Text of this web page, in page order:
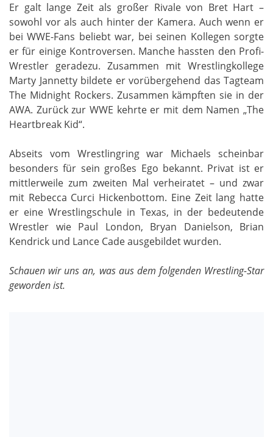
Er galt lange Zeit als großer Rivale von Bret Hart –
sowohl vor als auch hinter der Kamera. Auch wenn er
bei WWE-Fans beliebt war, bei seinen Kollegen sorgte
er für einige Kontroversen. Manche hassten den Profi-
Wrestler geradezu. Zusammen mit Wrestlingkollege
Marty Jannetty bildete er vorübergehend das Tagteam
The Midnight Rockers. Zusammen kämpften sie in der
AWA. Zurück zur WWE kehrte er mit dem Namen „The
Heartbreak Kid“.
Abseits vom Wrestlingring war Michaels scheinbar
besonders für sein großes Ego bekannt. Privat ist er
mittlerweile zum zweiten Mal verheiratet – und zwar
mit Rebecca Curci Hickenbottom. Eine Zeit lang hatte
er eine Wrestlingschule in Texas, in der bedeutende
Wrestler wie Paul London, Bryan Danielson, Brian
Kendrick und Lance Cade ausgebildet wurden.
Schauen wir uns an, was aus dem folgenden Wrestling-Star
geworden ist.